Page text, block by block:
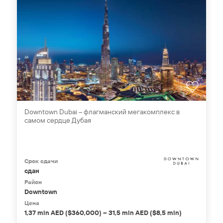
Downtown Dubai – флагманский мегакомплекс в
самом сердце Дубая
Срок сдачи
сдан
Район
Downtown
Цена
1,37 mln AED ($360,000) – 31,5 mln AED ($8,5 mln)